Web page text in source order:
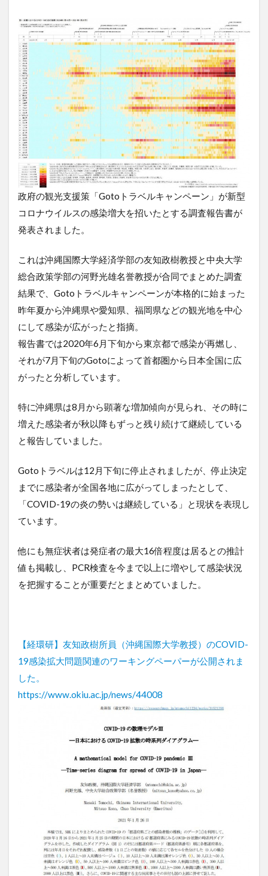
政府の観光支援策「Gotoトラベルキャンペーン」が新型
コロナウイルスの感染増大を招いたとする調査報告書が
発表されました。
これは沖縄国際大学経済学部の友知政樹教授と中央大学
総合政策学部の河野光雄名誉教授が合同でまとめた調査
結果で、Gotoトラベルキャンペーンが本格的に始まった
昨年夏から沖縄県や愛知県、福岡県などの観光地を中心
にして感染が広がったと指摘。
報告書では2020年6月下旬から東京都で感染が再燃し、
それが7月下旬のGotoによって首都圏から日本全国に広
がったと分析しています。
特に沖縄県は8月から顕著な増加傾向が見られ、その時に
増えた感染者が秋以降もずっと残り続けて継続している
と報告していました。
Gotoトラベルは12月下旬に停止されましたが、停止決定
までに感染者が全国各地に広がってしまったとして、
「COVID-19の炎の勢いは継続している」と現状を表現し
ています。
他にも無症状者は発症者の最大16倍程度は居るとの推計
値も掲載し、PCR検査を今まで以上に増やして感染状況
を把握することが重要だとまとめていました。
【経環研】友知政樹所員（沖縄国際大学教授）のCOVID-
19感染拡大問題関連のワーキングペーパーが公開されま
した。
https://www.okiu.ac.jp/news/44008